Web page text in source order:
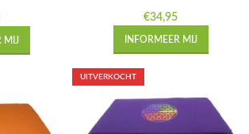
MIJ
€34,95
INFORMEER MIJ
UITVERKOCHT